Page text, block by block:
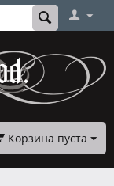
Корзина пуста